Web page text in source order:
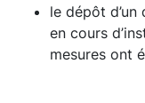
le dépôt
en cours
mesures ont